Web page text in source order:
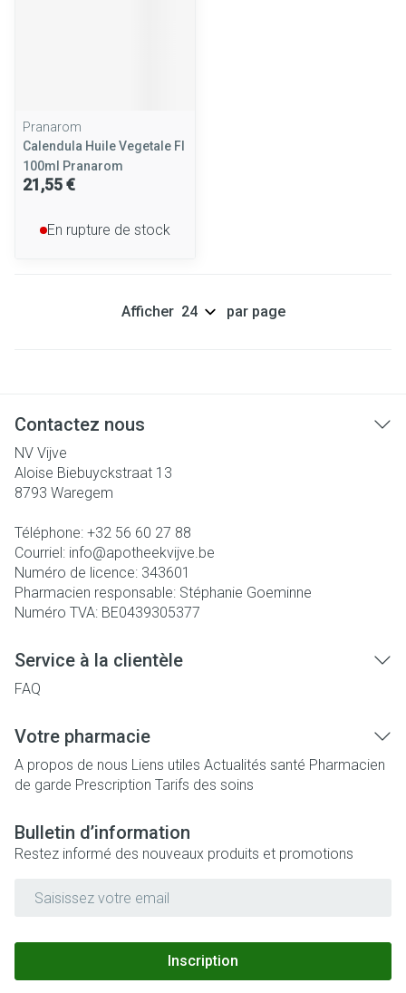
Pranarom
Calendula Huile Vegetale Fl
100ml Pranarom
21,55 €
En rupture de stock
Afficher par page
Contactez nous
NV Vijve
Aloise Biebuyckstraat 13
8793 Waregem
Téléphone: +32 56 60 27 88
Courriel: info@apotheekvijve.be
Numéro de licence: 343601
Pharmacien responsable: Stéphanie Goeminne
Numéro TVA: BE0439305377
Service à la clientèle
FAQ
Votre pharmacie
A propos de nous Liens utiles Actualités santé Pharmacien
de garde Prescription Tarifs des soins
Bulletin d’information
Restez informé des nouveaux produits et promotions
Inscription